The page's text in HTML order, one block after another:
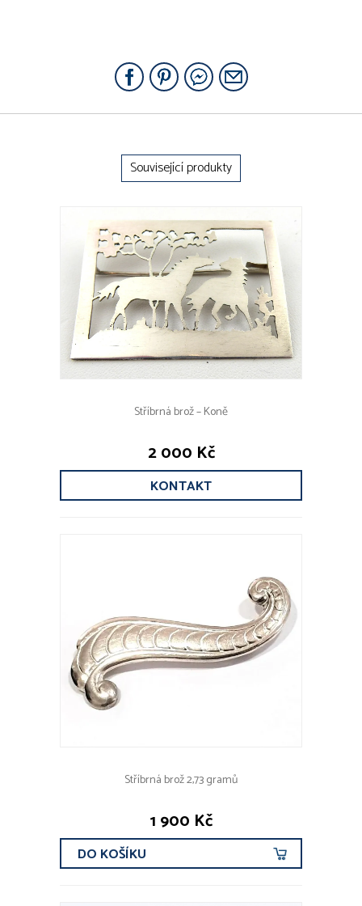
Související produkty
Stříbrná brož – Koně
2 000 Kč
KONTAKT
Stříbrná brož 2,73 gramů
1 900 Kč
DO KOŠÍKU